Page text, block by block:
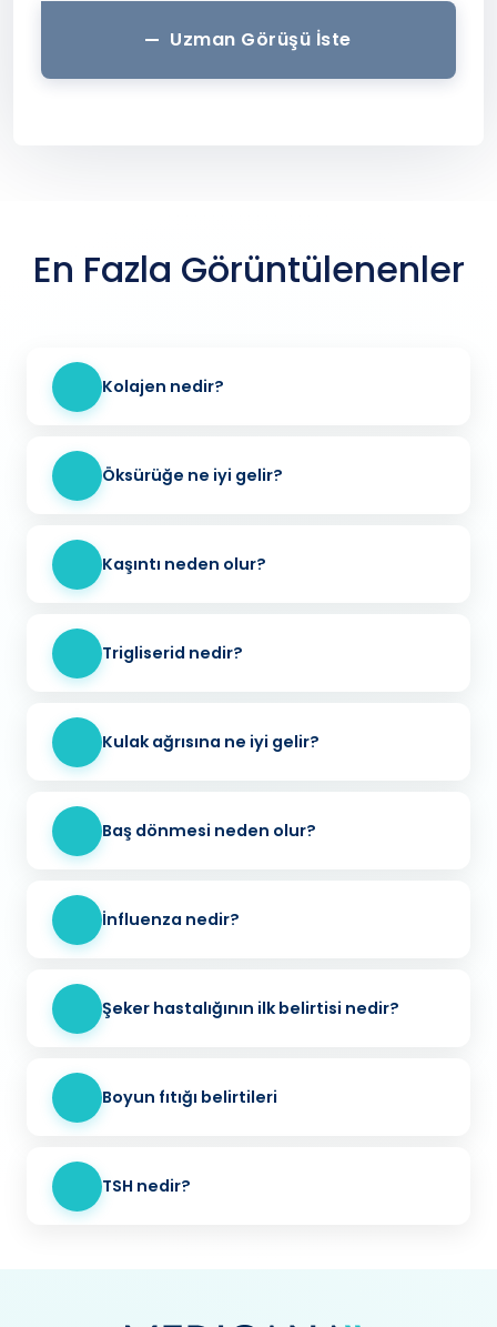
Uzman Görüşü İste
En Fazla Görüntülenenler
Kolajen nedir?
Öksürüğe ne iyi gelir?
Kaşıntı neden olur?
Trigliserid nedir?
Kulak ağrısına ne iyi gelir?
Baş dönmesi neden olur?
İnfluenza nedir?
Şeker hastalığının ilk belirtisi nedir?
Boyun fıtığı belirtileri
TSH nedir?